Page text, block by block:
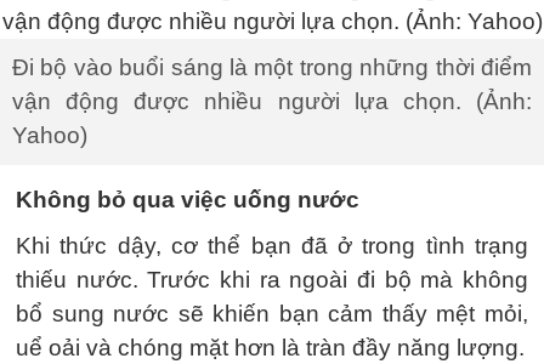
Đi bộ vào buổi sáng là một trong những thời điểm
vận động được nhiều người lựa chọn. (Ảnh:
Yahoo)
Không bỏ qua việc uống nước
Khi thức dậy, cơ thể bạn đã ở trong tình trạng
thiếu nước. Trước khi ra ngoài đi bộ mà không
bổ sung nước sẽ khiến bạn cảm thấy mệt mỏi,
uể oải và chóng mặt hơn là tràn đầy năng lượng.